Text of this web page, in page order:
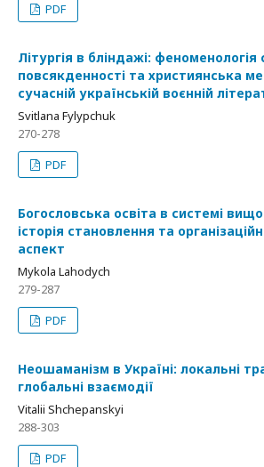
PDF
Літургія в бліндажі: феноменологія
повсякденності та християнська
сучасній українській воєнній
Svitlana Fylypchuk
270-278
PDF
Богословська освіта в системі
історія становлення та
аспект
Mykola Lahodych
279-287
PDF
Неошаманізм в Україні: локальні
глобальні взаємодії
Vitalii Shchepanskyi
288-303
PDF